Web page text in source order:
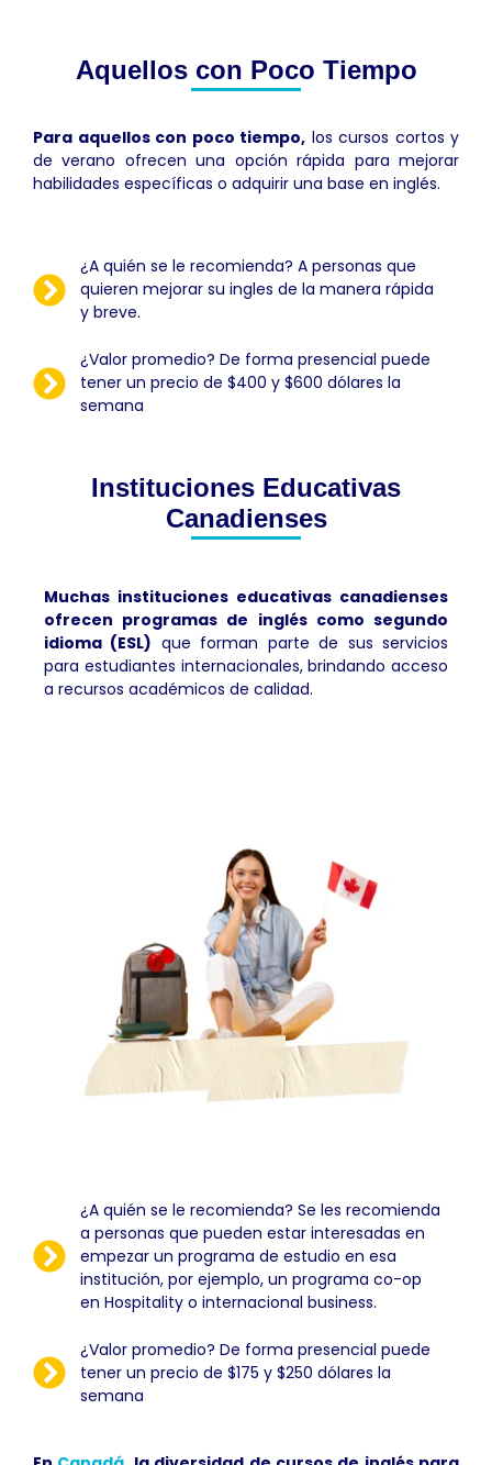
Aquellos con Poco Tiempo
Para aquellos con poco tiempo, los cursos cortos y
de verano ofrecen una opción rápida para mejorar
habilidades específicas o adquirir una base en inglés.
¿A quién se le recomienda? A personas que
quieren mejorar su ingles de la manera rápida
y breve.
¿Valor promedio? De forma presencial puede
tener un precio de $400 y $600 dólares la
semana
Instituciones Educativas
Canadienses
Muchas instituciones educativas canadienses
ofrecen programas de inglés como segundo
idioma (ESL) que forman parte de sus servicios
para estudiantes internacionales, brindando acceso
a recursos académicos de calidad.
¿A quién se le recomienda? Se les recomienda
a personas que pueden estar interesadas en
empezar un programa de estudio en esa
institución, por ejemplo, un programa co-op
en Hospitality o internacional business.
¿Valor promedio? De forma presencial puede
tener un precio de $175 y $250 dólares la
semana